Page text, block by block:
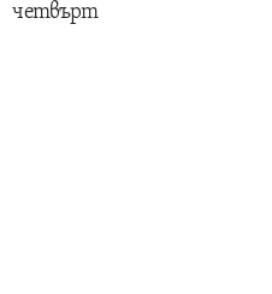
четвърт